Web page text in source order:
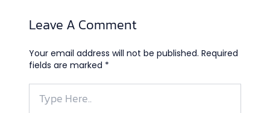
Leave A Comment
Your email address will not be published. Required
fields are marked *
Type
Here..